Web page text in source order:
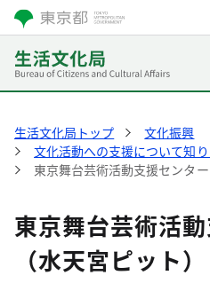
生活文化局トップ
文化振興
文化活動への支援について知
東京舞台芸術活動支援センター
東京舞台芸術活
（水天宮ピット）